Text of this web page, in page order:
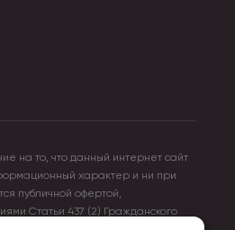
на то, что данный интернет сайт
характер и ни при
публичной офертой,
Статьи 437 (2) Гражданского